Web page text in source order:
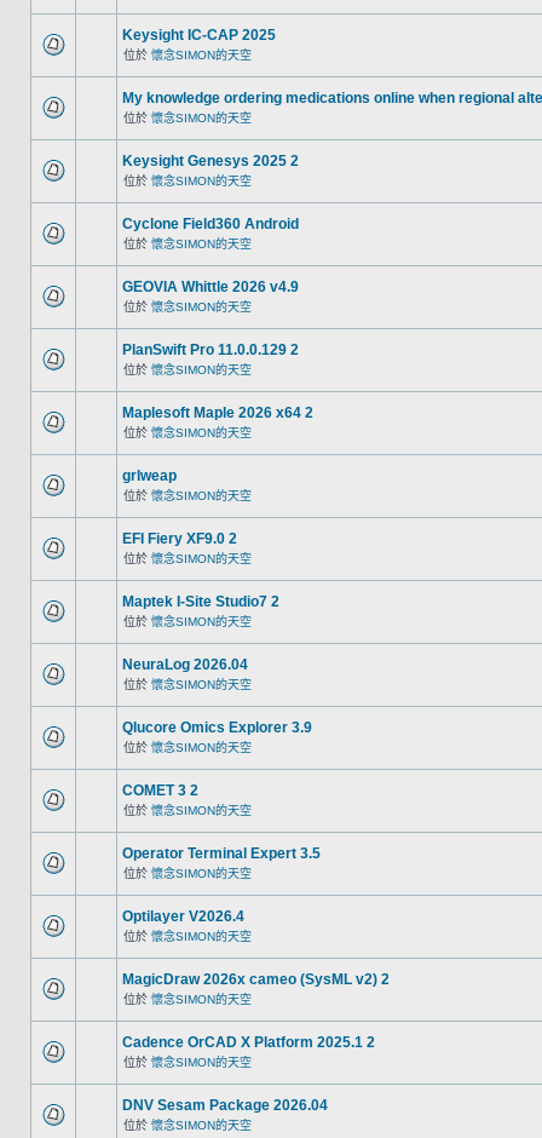
Keysight IC-CAP 2025
位於 懷念SIMON的天空
My knowledge ordering medications online when regional
位於 懷念SIMON的天空
Keysight Genesys 2025 2
位於 懷念SIMON的天空
Cyclone Field360 Android
位於 懷念SIMON的天空
GEOVIA Whittle 2026 v4.9
位於 懷念SIMON的天空
PlanSwift Pro 11.0.0.129 2
位於 懷念SIMON的天空
Maplesoft Maple 2026 x64 2
位於 懷念SIMON的天空
grlweap
位於 懷念SIMON的天空
EFI Fiery XF9.0 2
位於 懷念SIMON的天空
Maptek I-Site Studio7 2
位於 懷念SIMON的天空
NeuraLog 2026.04
位於 懷念SIMON的天空
Qlucore Omics Explorer 3.9
位於 懷念SIMON的天空
COMET 3 2
位於 懷念SIMON的天空
Operator Terminal Expert 3.5
位於 懷念SIMON的天空
Optilayer V2026.4
位於 懷念SIMON的天空
MagicDraw 2026x cameo (SysML v2) 2
位於 懷念SIMON的天空
Cadence OrCAD X Platform 2025.1 2
位於 懷念SIMON的天空
DNV Sesam Package 2026.04
位於 懷念SIMON的天空